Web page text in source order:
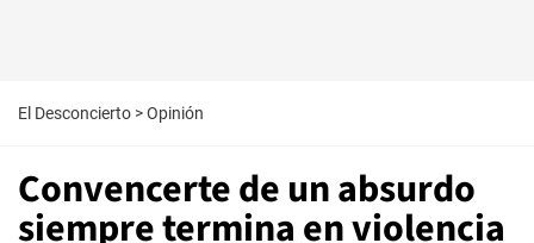
El Desconcierto >Opinión
Convencerte de un absurdo
siempre termina en violencia